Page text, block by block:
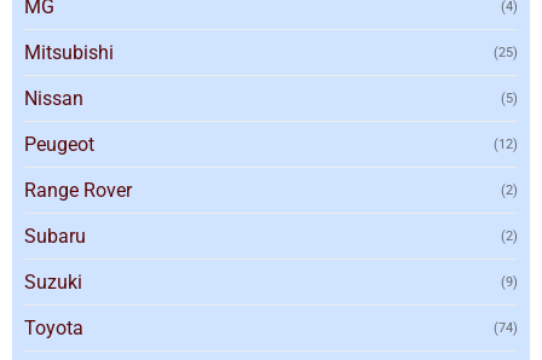
MG (4)
Mitsubishi (25)
Nissan (5)
Peugeot (12)
Range Rover (2)
Subaru (2)
Suzuki (9)
Toyota (74)